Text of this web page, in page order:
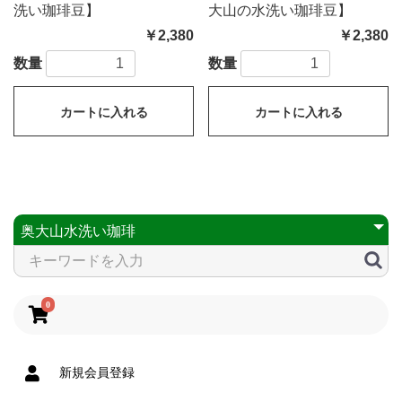
0
新規会員登録
洗い珈琲豆】
￥2,380
数量
カートに入れる
大山の水洗い珈琲豆】
￥2,380
数量
カートに入れる